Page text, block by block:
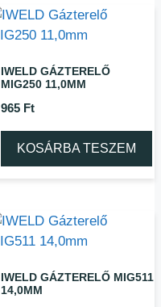
IWELD GÁZTERELŐ
MIG250 11,0MM
965 Ft
KOSÁRBA TESZEM
IWELD GÁZTERELŐ MIG511
14,0MM